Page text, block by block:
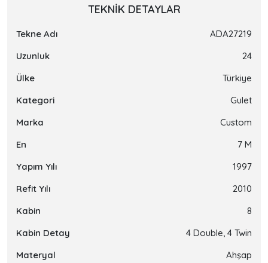
TEKNIK DETAYLAR
Tekne Adı
ADA27219
Uzunluk
24
Ülke
Türkiye
Kategori
Gulet
Marka
Custom
En
7 M
Yapım Yılı
1997
Refit Yılı
2010
Kabin
8
Kabin Detay
4 Double, 4 Twin
Materyal
Ahşap